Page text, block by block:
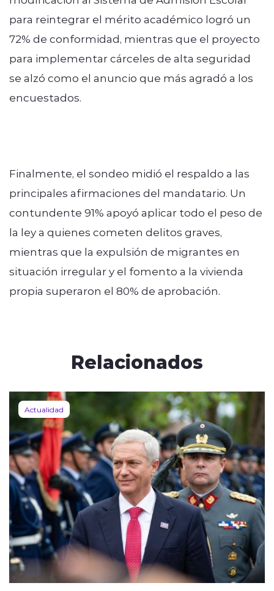
para reintegrar el mérito académico logró un
72% de conformidad, mientras que el proyecto
para implementar cárceles de alta seguridad
se alzó como el anuncio que más agradó a los
encuestados.
Finalmente, el sondeo midió el respaldo a las
principales afirmaciones del mandatario. Un
contundente 91% apoyó aplicar todo el peso de
la ley a quienes cometen delitos graves,
mientras que la expulsión de migrantes en
situación irregular y el fomento a la vivienda
propia superaron el 80% de aprobación.
Relacionados
Actualidad